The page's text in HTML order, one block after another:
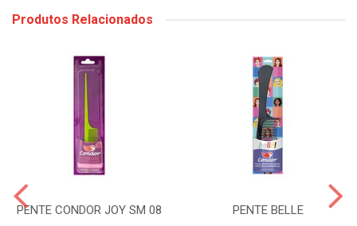
Produtos Relacionados
PENTE CONDOR JOY SM 08 PENTE BELLE